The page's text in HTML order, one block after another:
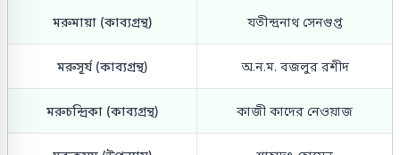
মরুমায়া (কাব্যগ্রন্থ) যতীন্দ্রনাথ সেনগুপ্ত
মরুসূর্য (কাব্যগ্রন্থ) অ.ন.ম. বজলুর রশীদ
মরুচন্দ্রিকা (কাব্যগ্রন্থ) কাজী কাদের নেওয়াজ